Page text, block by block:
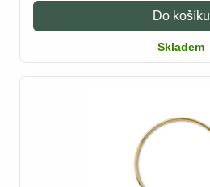
Do košíku
Skladem